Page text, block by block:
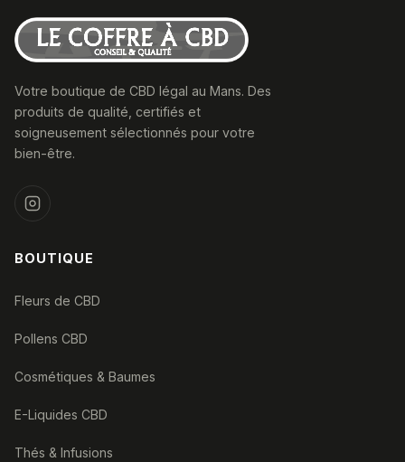
Votre boutique de CBD légal au Mans. Des
produits de qualité, certifiés et
soigneusement sélectionnés pour votre
bien-être.
BOUTIQUE
Fleurs de CBD
Pollens CBD
Cosmétiques & Baumes
E-Liquides CBD
Thés & Infusions